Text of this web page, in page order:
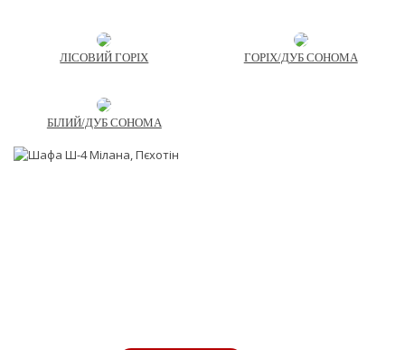
ЛІСОВИЙ ГОРІХ ГОРІХ/ДУБ СОНОМА
БІЛИЙ/ДУБ СОНОМА